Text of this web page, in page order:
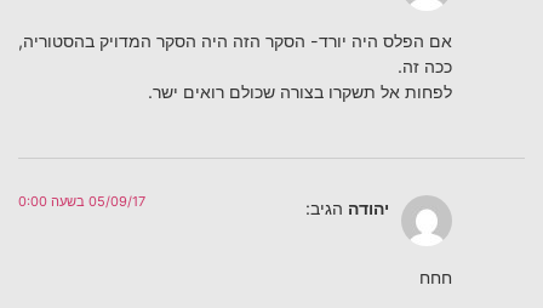
אם הפלס היה יורד- הסקר הזה היה הסקר המדויק בהסטוריה,
ככה זה.
לפחות אל תשקרו בצורה שכולם רואים ישר.
יהודה הגיב: 05/09/17 בשעה 0:00
חחח